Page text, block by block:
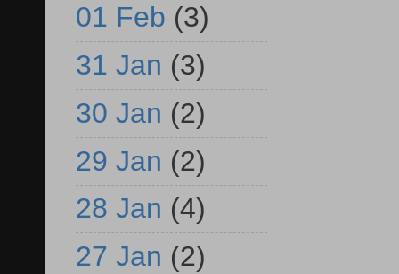
01 Feb (3)
31 Jan (3)
30 Jan (2)
29 Jan (2)
28 Jan (4)
27 Jan (2)